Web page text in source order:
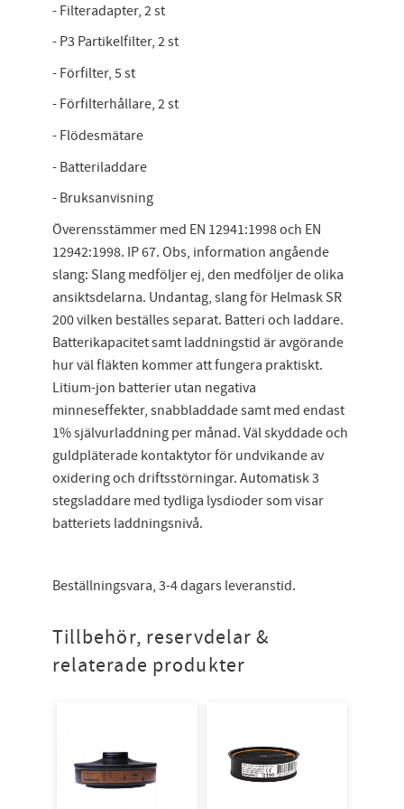
- Filteradapter, 2 st
- P3 Partikelfilter, 2 st
- Förfilter, 5 st
- Förfilterhållare, 2 st
- Flödesmätare
- Batteriladdare
- Bruksanvisning
Överensstämmer med EN 12941:1998 och EN
12942:1998. IP 67. Obs, information angående
slang: Slang medföljer ej, den medföljer de olika
ansiktsdelarna. Undantag, slang för Helmask SR
200 vilken beställes separat. Batteri och laddare.
Batterikapacitet samt laddningstid är avgörande
hur väl fläkten kommer att fungera praktiskt.
Litium-jon batterier utan negativa
minneseffekter, snabbladdade samt med endast
1% självurladdning per månad. Väl skyddade och
guldpläterade kontaktytor för undvikande av
oxidering och driftsstörningar. Automatisk 3
stegsladdare med tydliga lysdioder som visar
batteriets laddningsnivå.
Beställningsvara, 3-4 dagars leveranstid.
Tillbehör, reservdelar &
relaterade produkter